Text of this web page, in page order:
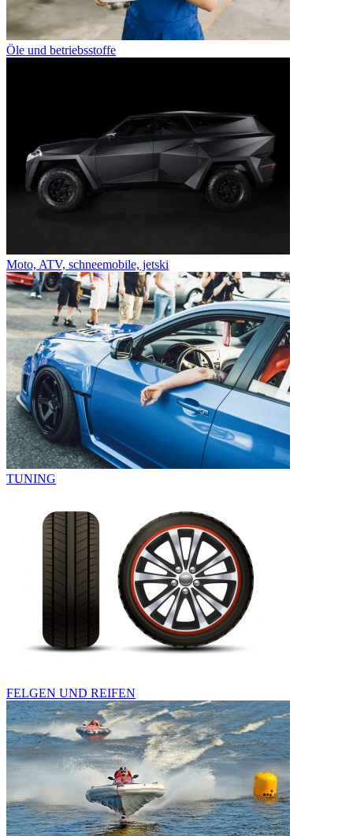
Öle und betriebsstoffe
Moto, ATV, schneemobile, jetski
TUNING
FELGEN UND REIFEN